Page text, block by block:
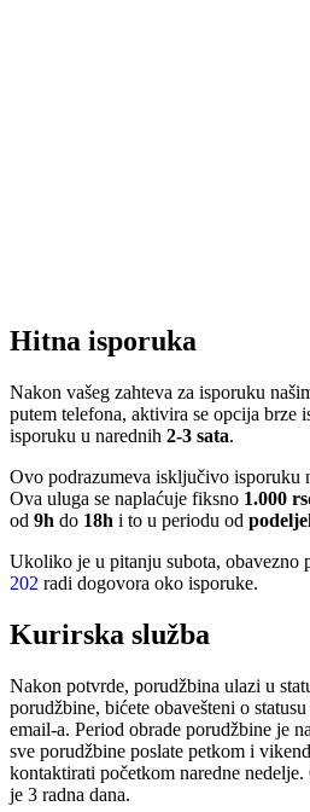
Hitna isporuka
Nakon vašeg zahteva za isporuku
putem telefona, aktivira se opcija brze
isporuku u narednih 2-3 sata.
Ovo podrazumeva isključivo isporuku
Ova uluga se naplaćuje fiksno 1.000
od 9h do 18h i to u periodu od
Ukoliko je u pitanju subota, obavezno
202 radi dogovora oko isporuke.
Kurirska služba
Nakon potvrde, porudžbina ulazi u
porudžbine, bićete obavešteni o
email-a. Period obrade porudžbine je
sve porudžbine poslate petkom i
kontaktirati početkom naredne
je 3 radna dana.